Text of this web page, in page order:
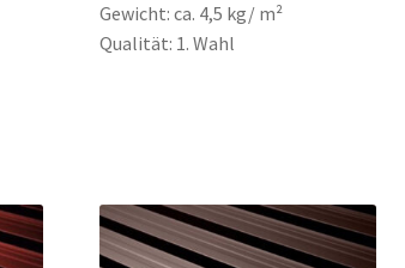
Gewicht: ca. 4,5 kg/ m²
Qualität: 1. Wahl